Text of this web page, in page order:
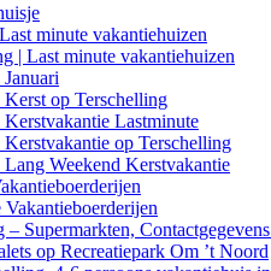
minute vakantiehuizen
| Last minute vakantiehuizen
op Terschelling
Lastminute
op Terschelling
Weekend Kerstvakantie
Supermarkten,
op Recreatiepark Om ’t Noord